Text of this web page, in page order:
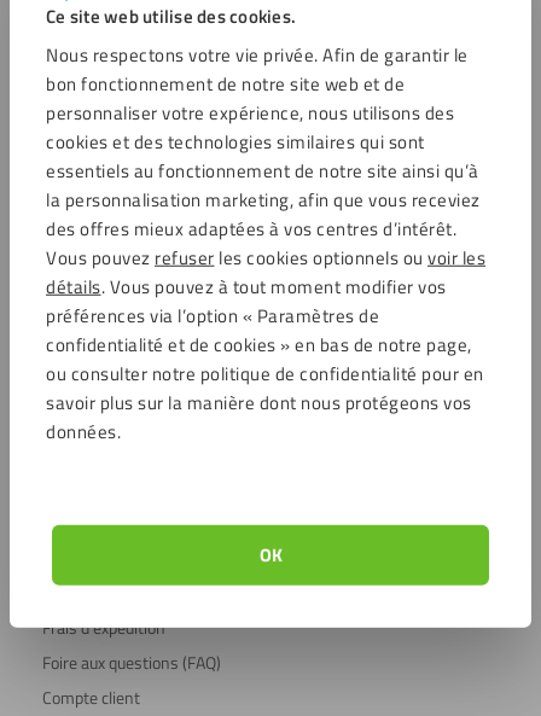
Ce site web utilise des cookies.
Nous respectons votre vie privée. Afin de garantir le
bon fonctionnement de notre site web et de
personnaliser votre expérience, nous utilisons des
cookies et des technologies similaires qui sont
essentiels au fonctionnement de notre site ainsi qu’à
la personnalisation marketing, afin que vous receviez
des offres mieux adaptées à vos centres d’intérêt.
Vous pouvez refuser les cookies optionnels ou voir les
détails. Vous pouvez à tout moment modifier vos
préférences via l’option « Paramètres de
confidentialité et de cookies » en bas de notre page,
ou consulter notre politique de confidentialité pour en
savoir plus sur la manière dont nous protégeons vos
données.
OK
Service clientèle
Ouvert demain à partir de 7:00
Service clientèle
Options de paiement
Commentaires
4.6 / 5704 avis clients
Service clientèle
Frais d’expédition
Foire aux questions (FAQ)
Compte client